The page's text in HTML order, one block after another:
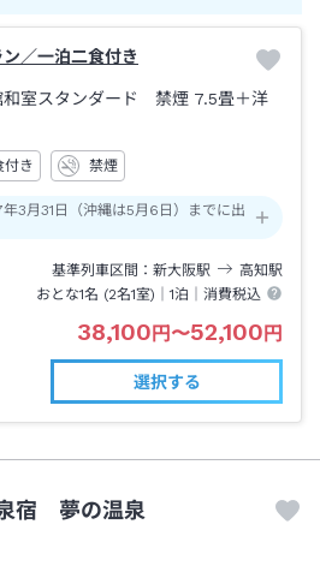
／一泊二食付き
和室スタンダード 禁煙 7.5畳＋洋
付き 禁煙
月31日（沖縄は5月6日）までに出
基準列車区間 新大阪駅 高知駅
おとな1名 (2名1室)｜1泊 ｜消費税込
38,100 円 〜52,100 円
選択する
宿 夢の温泉